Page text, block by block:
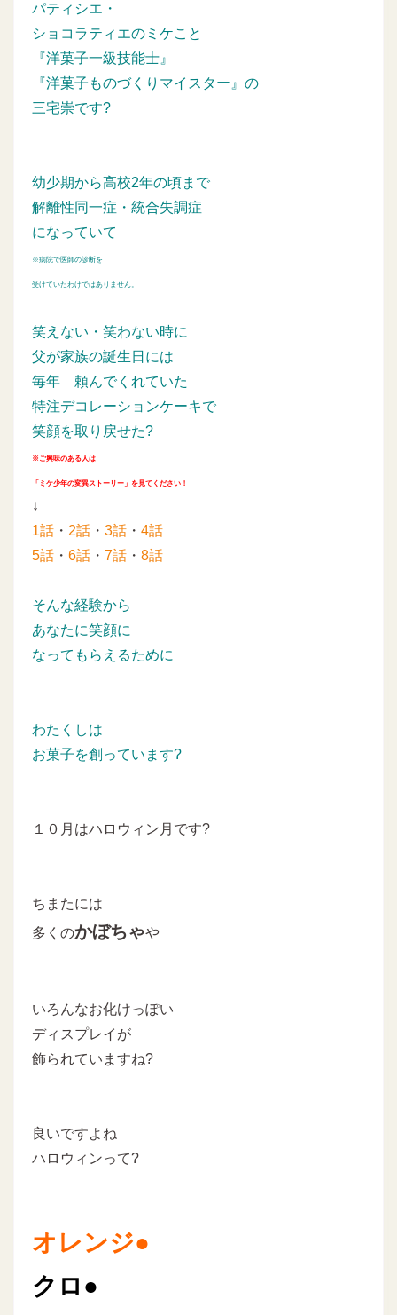
パティシエ・
ショコラティエのミケこと
『洋菓子一級技能士』
『洋菓子ものづくりマイスター』の
三宅崇です?
幼少期から高校2年の頃まで
解離性同一症・統合失調症
になっていて
※病院で医師の診断を
受けていたわけではありません。
笑えない・笑わない時に
父が家族の誕生日には
毎年 頼んでくれていた
特注デコレーションケーキで
笑顔を取り戻せた?
※ご興味のある人は
「ミケ少年の変異ストーリー」を見てください！
↓
1話 ・ 2話 ・ 3話 ・ 4話
5話 ・ 6話 ・ 7話 ・ 8話
そんな経験から
あなたに笑顔に
なってもらえるために
わたくしは
お菓子を創っています?
１０月はハロウィン月です?
ちまたには
多くのかぼちゃや
いろんなお化けっぽい
ディスプレイが
飾られていますね?
良いですよね
ハロウィンって?
オレンジ●
クロ●